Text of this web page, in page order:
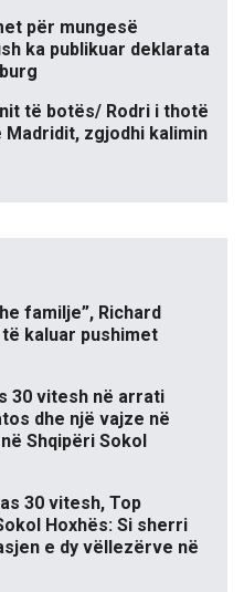
për mungesë
ka publikuar deklarata
të botës/ Rodri i thotë
Madridit, zgjodhi kalimin
familje”, Richard
kaluar pushimet
30 vitesh në arrati
dhe një vajze në
Shqipëri Sokol
30 vitesh, Top
Hoxhës: Si sherri
e dy vëllezërve në